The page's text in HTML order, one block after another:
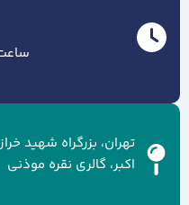
ساعت
اکبر، گالری نقره موذنی